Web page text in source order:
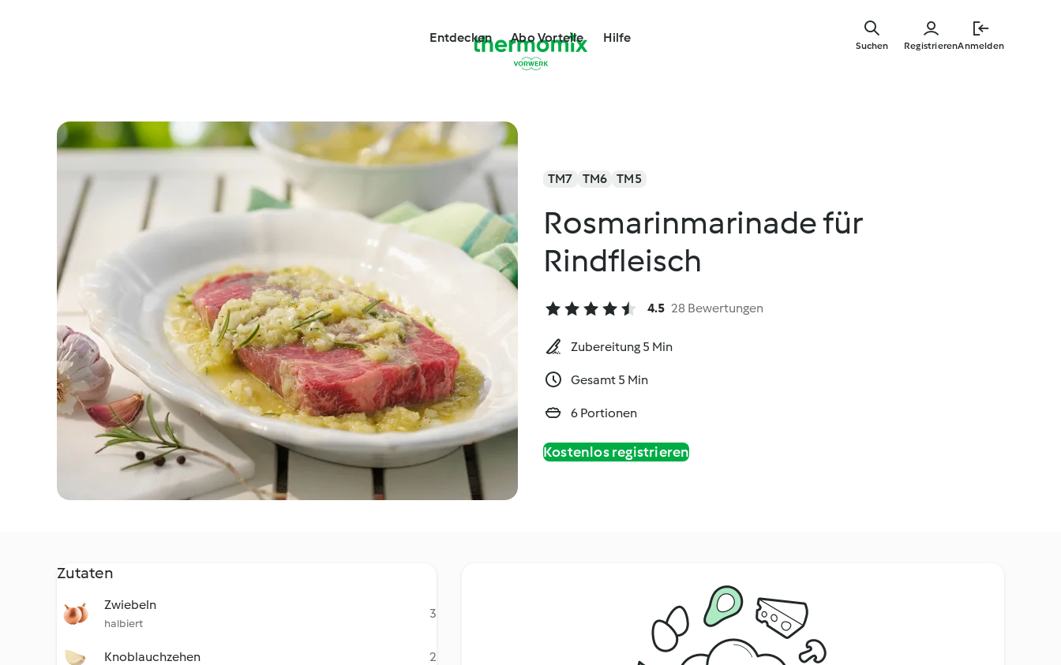
springen
Entdecken Abo Vorteile Hilfe
RegistrierenAnmelden
Suchen
TM7 TM6 TM5
Rosmarinmarinade für
Rindfleisch
4.5 28 Bewertungen
Zubereitung 5 Min
Gesamt 5 Min
6 Portionen
Kostenlos registrieren
Zutaten
Zwiebeln
halbiert
3
Knoblauchzehen 2